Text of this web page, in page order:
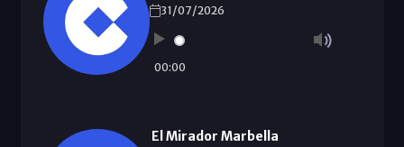
31/07/2026
00:00
El Mirador Marbella